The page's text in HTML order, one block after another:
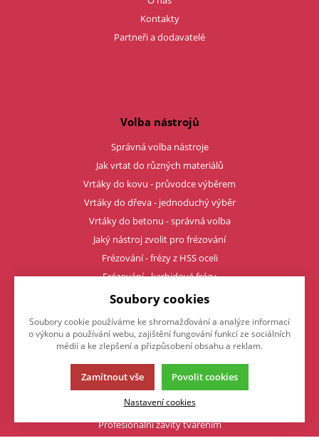
Kontakty
Partneři a dodavatelé
Volba nástrojů
Správná volba nástroje
Jak vrtat do různých materiálů
Vrtáky do kovu - průvodce výběrem
Vrtáky do dřeva - jednoduchý výběr
Vrtáky do betonu - správná volba
Jaký nástroj zvolit pro frézování
Frézování - frézy z HSS oceli
Frézování - karbidové frézy
Frézování - vyměnitelné destičky
Jaký vybrat typ upínače
Upínače - Weldon, kleštinový
Upínače - (hydro) hydraulické
Čím upnout karbidovou frézu
Profesionální závity tvářením
Soubory cookies
Soubory cookie používáme ke shromažďování a analýze informací
o výkonu a používání webu, zajištění fungování funkcí ze sociálních
médií a ke zlepšení a přizpůsobení obsahu a reklam.
Zamítnout vše Povolit cookies
Nastavení cookies